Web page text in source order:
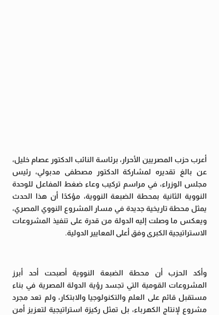
أعرب حزب المصريين الأحرار، برئاسة النائب الدكتور عصام خليل،
عن بالغ تقديره لمشاركة الدكتور مصطفى مدبولي، رئيس
مجلس الوزراء، في مراسم تركيب وعاء ضغط المفاعل للوحدة
النووية الثانية بمحطة الضبعة النووية، مؤكدًا أن هذا الحدث
يمثل محطة تاريخية جديدة في مسار المشروع النووي المصري،
ويعكس ما وصلت إليه الدولة من قدرة على تنفيذ المشروعات
الاستراتيجية الكبرى وفق أعلى المعايير الدولية.
وأكد الحزب أن محطة الضبعة النووية أصبحت أحد أبرز
المشروعات القومية التي تجسد رؤية الدولة المصرية في بناء
مستقبل قائم على العلم والتكنولوجيا والابتكار، ولم تعد مجرد
مشروع لإنتاج الكهرباء، بل تمثل ركيزة استراتيجية لتعزيز أمن